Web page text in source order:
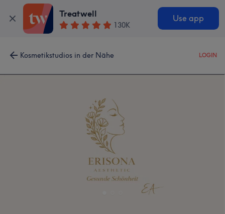
Treatwell
130K
Use app
Kosmetikstudios in der Nähe LOGIN